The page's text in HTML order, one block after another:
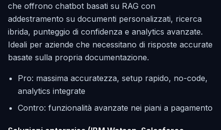
che offrono chatbot basati su RAG con
addestramento su documenti personalizzati, ricerca
ibrida, punteggio di confidenza e analytics avanzate.
Ideali per aziende che necessitano di risposte accurate
basate sulla propria documentazione.
Pro: massima accuratezza, setup rapido, no-code,
analytics integrate
Contro: funzionalità avanzate nei piani a pagamento